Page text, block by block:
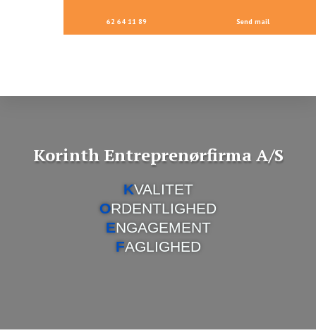
62 64 11 89 Send mail
Korinth Entreprenørfirma A/S
KVALITET
ORDENTLIGHED
ENGAGEMENT
FAGLIGHED